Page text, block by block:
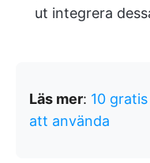
ut integrera
Läs mer: 10
att använda